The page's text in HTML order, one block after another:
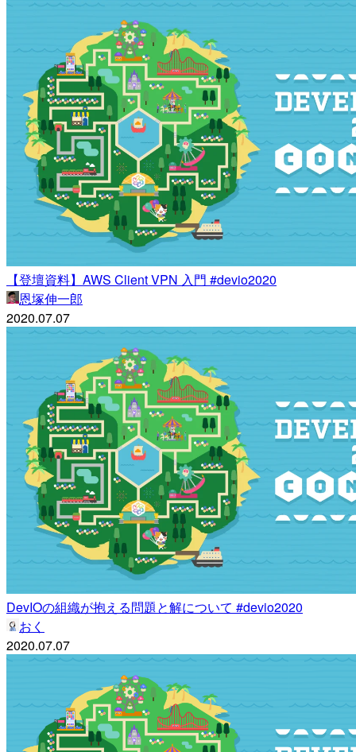
【登壇資料】AWS Client VPN 入門 #devio2020
恩塚伸一郎
2020.07.07
DevIOの組織が抱える問題と解について #devio2020
おく
2020.07.07